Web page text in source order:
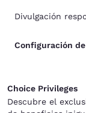
Divulgación
Configuración
Choice Privileges
Descubre el